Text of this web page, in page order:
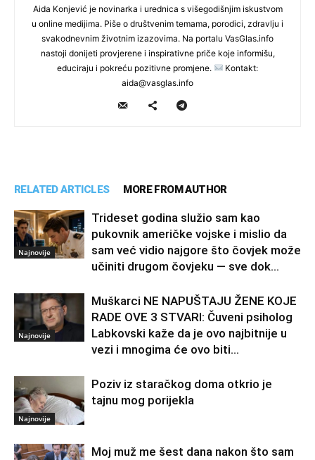
Aida Konjević je novinarka i urednica s višegodišnjim iskustvom
u online medijima. Piše o društvenim temama, porodici, zdravlju i
svakodnevnim životnim izazovima. Na portalu VasGlas.info
nastoji donijeti provjerene i inspirativne priče koje informišu,
educiraju i pokreću pozitivne promjene.
Kontakt:
aida@vasglas.info
RELATED ARTICLES MORE FROM AUTHOR
Najnovije
Trideset godina služio sam kao
pukovnik američke vojske i mislio da
sam već vidio najgore što čovjek može
učiniti drugom čovjeku — sve dok...
Najnovije
Muškarci NE NAPUŠTAJU ŽENE KOJE
RADE OVE 3 STVARI: Čuveni psiholog
Labkovski kaže da je ovo najbitnije u
vezi i mnogima će ovo biti...
Najnovije
Poziv iz staračkog doma otkrio je
tajnu mog porijekla
Moj muž me šest dana nakon što sam